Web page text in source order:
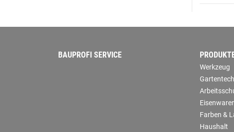
BAUPROFI SERVICE
Werkzeug
Farben &
Haushalt